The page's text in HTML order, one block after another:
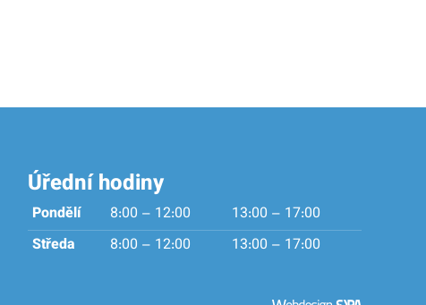
Úřední hodiny
Pondělí 8:00 – 12:00
13:00 – 17:00
Středa
8:00 – 12:00 13:00 – 17:00